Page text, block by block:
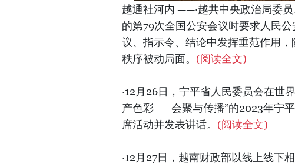
越通社河内 ——·越共中央政治局委
的第79次全国公安会议时要求人民
议、指示令、结论中发挥垂范作用
秩序被动局面。 (阅读全文)
·12月26日，宁平省人民委员会在世
产色彩——会聚与传播”的2023年宁
席活动并发表讲话。 (阅读全文)
·12月27日，越南财政部以线上线下